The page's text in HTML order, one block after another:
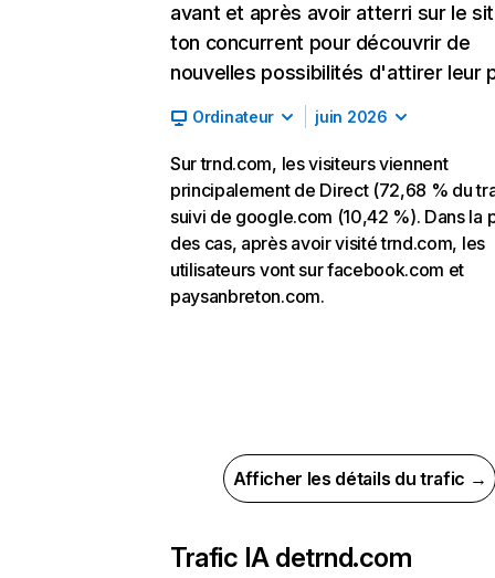
avant et après avoir atterri sur le
ton concurrent pour découvrir de
nouvelles possibilités d'attirer leur
Ordinateur juin 2026
Sur trnd.com, les visiteurs viennent
principalement de Direct (72,68 % du
suivi de google.com (10,42 %). Dans la
des cas, après avoir visité trnd.com, les
utilisateurs vont sur facebook.com et
paysanbreton.com.
Afficher les détails du trafic →
Trafic IA detrnd.com